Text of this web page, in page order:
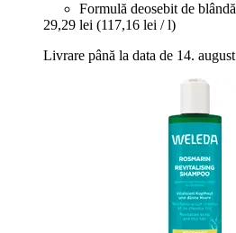
Formulă deosebit de blândă
29,29 lei (117,16 lei / l)
Livrare până la data de 14. august